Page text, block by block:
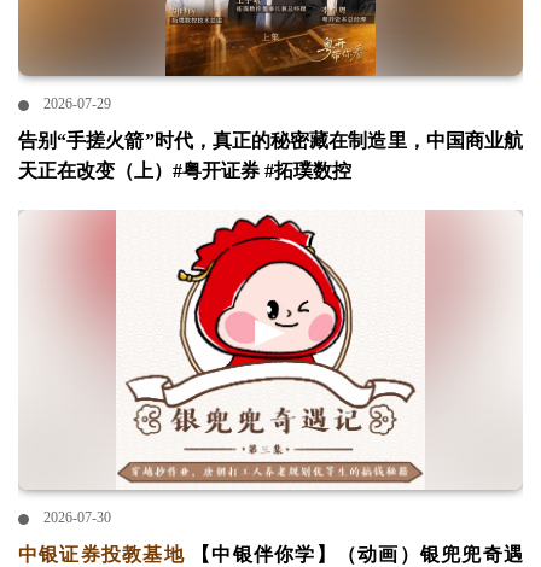
2026-07-29
告别“手搓火箭”时代，真正的秘密藏在制造里，中国商业航
天正在改变（上）#粤开证券 #拓璞数控
2026-07-30
中银证券投教基地
【中银伴你学】（动画）银兜兜奇遇